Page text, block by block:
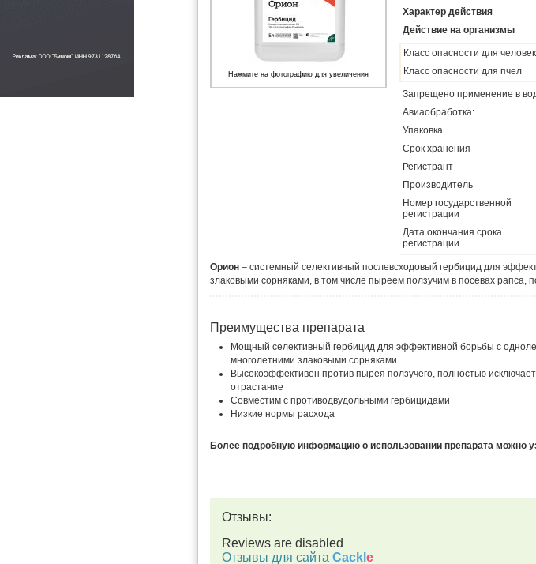
Характер действия
Действие на организмы
Класс опасности для
Класс опасности для пчел
Запрещено применение в
Авиаобработка:
Упаковка
Срок хранения
Регистрант
Производитель
Номер государственной
регистрации
Дата окончания срока
регистрации
Нажмите на фотографию для увеличения
Орион – системный селективный послевсходовый гербицид для
злаковыми сорняками, в том числе пыреем ползучим в посевах рапса,
Преимущества препарата
Мощный селективный гербицид для эффективной борьбы с
многолетними злаковыми сорняками
Высокоэффективен против пырея ползучего, полностью
отрастание
Совместим с противодвудольными гербицидами
Низкие нормы расхода
Более подробную информацию о использовании препарата можно
Отзывы:
Reviews are disabled
Отзывы для сайта Cackl e